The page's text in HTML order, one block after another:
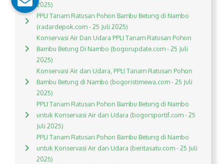
2025)
PPLI Tanam Ratusan Pohon Bambu Betung di Nambo
(radardepok.com - 25 Juli 2025)
Konservasi Air Dan Udara PPLI Tanam Ratusan Pohon
Bambu Betung Di Nambo (bogorupdate.com - 25 Juli
2025)
Konservasi Air dan Udara, PPLI Tanam Ratusan Pohon
Bambu Betung di Nambo (bogoristimewa.com - 25 Juli
2025)
PPLI Tanam Ratusan Pohon Bambu Betung di Nambo
untuk Konservasi Air dan Udara (bogorsportif.com - 25
Juli 2025)
PPLI Tanam Ratusan Pohon Bambu Betung di Nambo
untuk Konservasi Air dan Udara (beritasatu.com - 25 Juli
2025)